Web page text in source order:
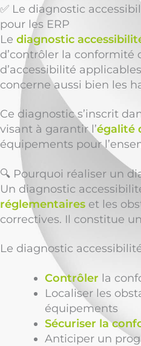
✅ Le diagnostic
pour les ERP
Le diagnostic
d’contrôler la conformité
d’accessibilité
concerne aussi bien les
Ce diagnostic s’inscrit
visant à garantir l’égalité
équipements pour
🔍 Pourquoi réaliser un
Un diagnostic
réglementaires et les
correctives. Il constitue
Le diagnostic
Contrôler la
Localiser les
équipements
Sécuriser la
Anticiper un